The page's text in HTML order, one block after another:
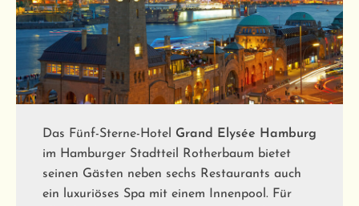
Das Fünf-Sterne-Hotel
Grand Elysée Hamburg
im Hamburger Stadtteil Rotherbaum bietet
seinen Gästen neben sechs Restaurants auch
ein luxuriöses Spa mit einem Innenpool. Für